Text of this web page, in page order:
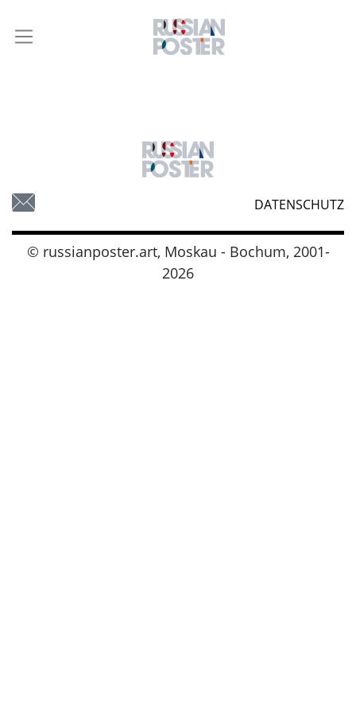
DATENSCHUTZ
© russianposter.art, Moskau - Bochum, 2001-
2026